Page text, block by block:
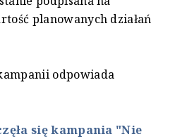
planowanych działań
odpowiada
się kampania "Nie